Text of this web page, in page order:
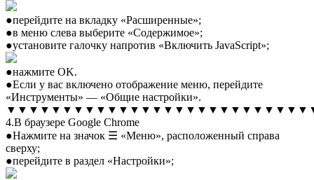
●перейдите на вкладку «Расширенные»;
●в меню слева выберите «Содержимое»;
●установите галочку напротив «Включить JavaScript»;
●нажмите OK.
●Если у вас включено отображение меню, перейдите
«Инструменты» — «Общие настройки».
4.В браузере Google Chrome
●Нажмите на значок ☰ «Меню», расположенный справа
сверху;
●перейдите в раздел «Настройки»;